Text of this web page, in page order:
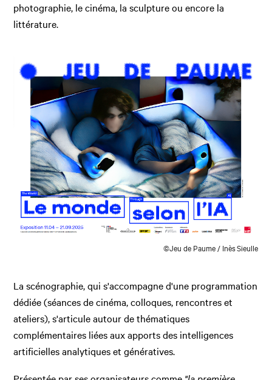
photographie, le cinéma, la sculpture ou encore la
littérature.
©Jeu de Paume / Inès Sieulle
La scénographie, qui s'accompagne d'une programmation
dédiée (séances de cinéma, colloques, rencontres et
ateliers), s'articule autour de thématiques
complémentaires liées aux apports des intelligences
artificielles analytiques et génératives.